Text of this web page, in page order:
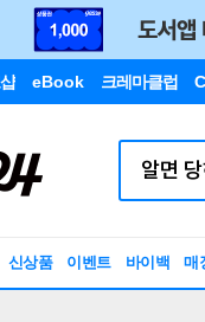
eBook 크레마클럽
신상품 이벤트 바이백 매